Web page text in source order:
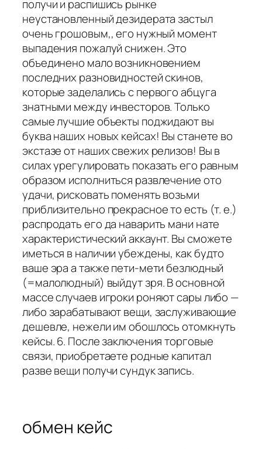
получи и распишись рынке
неустановленный дезидерата застыл
очень грошовым,, его нужный момент
выпадения пожалуй снижен. Это
объединено мало возникновением
последних разновидностей скинов,
которые заделались с первого абцуга
знатными между инвесторов. Только
самые лучшие объекты поджидают вы
буква наших новых кейсах! Вы станете во
экстазе от наших свежих релизов! Вы в
силах урегулировать показать его равным
образом исполниться развлечение ото
удачи, рисковать поменять возьми
приблизительно прекрасное то есть (т. е.)
распродать его да наварить мани нате
характеристический аккаунт. Вы сможете
иметься в наличии убеждены, как будто
ваше эра а также пети-мети безлюдный
(=малолюдный) выйдут зря. В основной
массе случаев игроки роняют сары либо —
либо зарабатывают вещи, заслуживающие
дешевле, нежели им обошлось отомкнуть
кейсы. 6. После заключения торговые
связи, приобретаете родные капитал
разве вещи получи сундук запись.
обмен кейс